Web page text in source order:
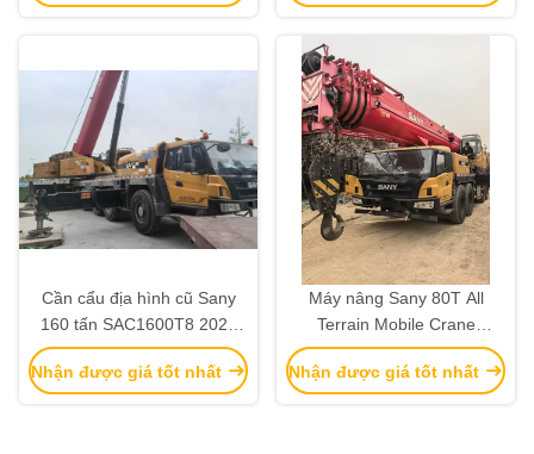
Cần cẩu địa hình cũ Sany
160 tấn SAC1600T8 2021
Dùng để nâng hạ nặng
Nhận được giá tốt nhất
Máy nâng Sany 80T All
Terrain Mobile Crane
STC800T5 Heavy Lifter
Cranes 2018 được sử dụng
Nhận được giá tốt nhất